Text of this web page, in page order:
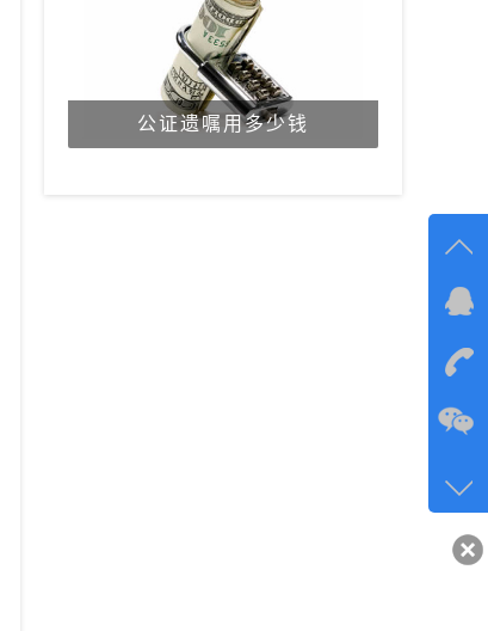
公证遗嘱用多少钱
在线
咨询
客服